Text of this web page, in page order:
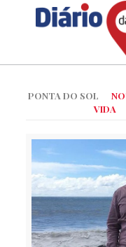
PONTA DO SOL
VIDA